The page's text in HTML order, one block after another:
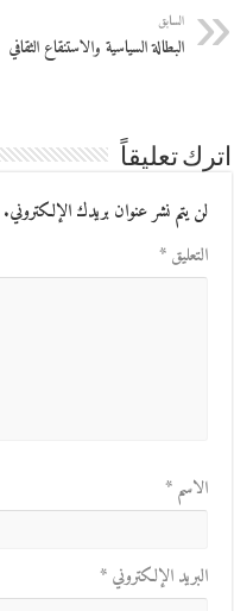
السابق
البطالة السياسية والاستنقاع الثقافي
اترك تعليقاً
لن يتم نشر عنوان بريدك الإلكتروني.
التعليق*
الاسم*
البريد الإلكتروني*